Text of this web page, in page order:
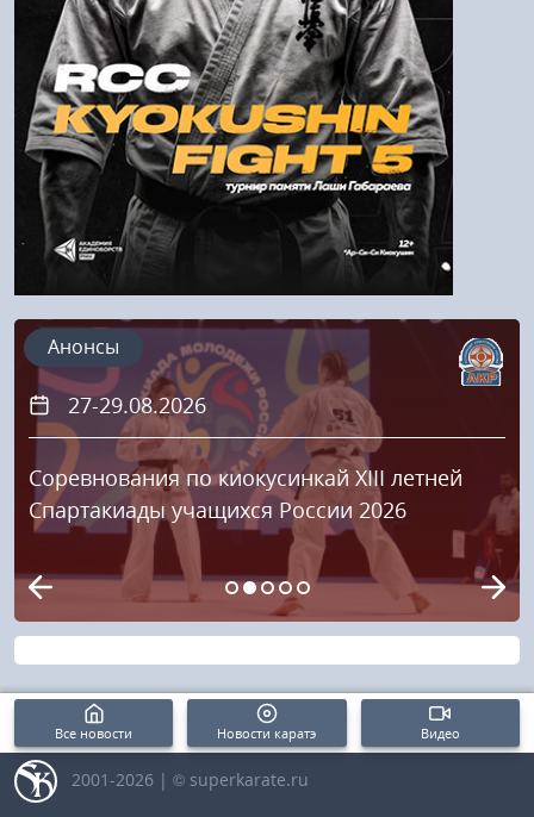
Напомнить пароль
Регистрация
27-29.08.2026
Соревнования по киокусинкай XIII летней
Спартакиады учащихся России 2026
Анонсы
Все новости Новости каратэ Видео
2001-2026 | © superkarate.ru